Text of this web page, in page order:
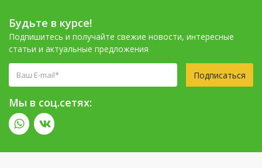
Будьте в курсе!
Подпишитесь и получайте свежие новости, интересные
статьи и актуальные предложения
Подписаться
Мы в соц.сетях: